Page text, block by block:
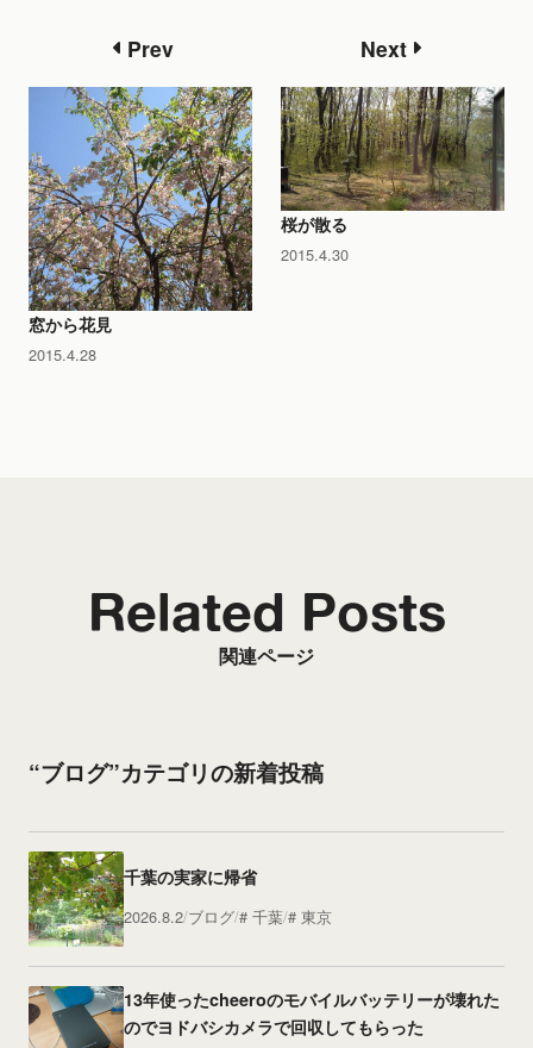
Prev
窓から花見
2015.4.28
Next
桜が散る
2015.4.30
関連ページ
Related Posts
“ブログ”カテゴリの新着投稿
千葉の実家に帰省
2026.8.2 ブログ 千葉 東京
13年使ったcheeroのモバイルバッテリーが壊れた
のでヨドバシカメラで回収してもらった